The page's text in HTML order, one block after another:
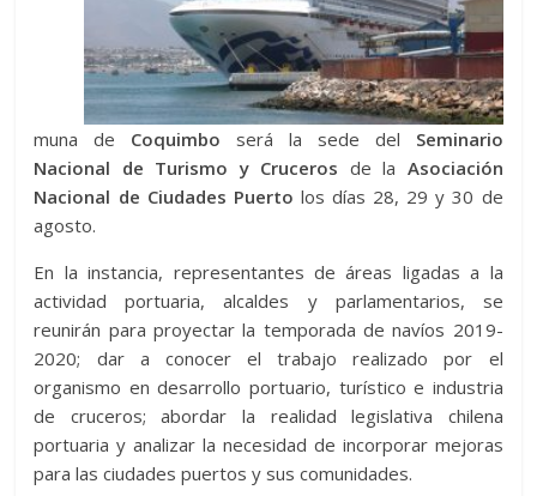
muna de Coquimbo será la sede del Seminario
Nacional de Turismo y Cruceros de la Asociación
Nacional de Ciudades Puerto los días 28, 29 y 30 de
agosto.
En la instancia, representantes de áreas ligadas a la
actividad portuaria, alcaldes y parlamentarios, se
reunirán para proyectar la temporada de navíos 2019-
2020; dar a conocer el trabajo realizado por el
organismo en desarrollo portuario, turístico e industria
de cruceros; abordar la realidad legislativa chilena
portuaria y analizar la necesidad de incorporar mejoras
para las ciudades puertos y sus comunidades.